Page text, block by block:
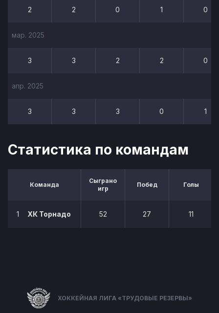
2 2 0 1 0
мар. 2025
3 3 2 2 0
апр. 2025
3 3 3 0 1
Статистика по командам
Команда
Сыграно
игр
Побед Голы
1 ХК Торнадо 52 27 11
ХОККЕЙНАЯ ЛИГА «ТРУДОВЫЕ РЕЗЕРВЫ»